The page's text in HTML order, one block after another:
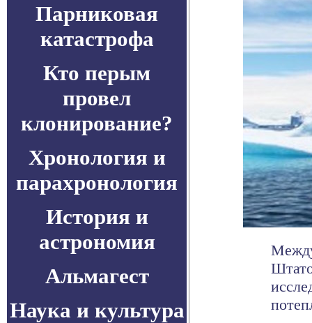
Парниковая
катастрофа
Кто перым
провел
клонирование?
Хронология и
парахронология
История и
астрономия
Альмагест
Наука и культура